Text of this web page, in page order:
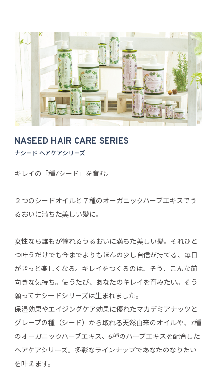
NASEED HAIR CARE SERIES
ナシード ヘアケアシリーズ
キレイの「種/シード」を育む。
２つのシードオイルと７種のオーガニックハーブエキスでう
るおいに満ちた美しい髪に。
女性なら誰もが憧れるうるおいに満ちた美しい髪。それひと
つ叶うだけでも今までよりもほんの少し自信が持てる、毎日
がきっと楽しくなる。キレイをつくるのは、そう、こんな前
向きな気持ち。使うたび、あなたのキレイを育みたい。そう
願ってナシードシリーズは生まれました。
保湿効果やエイジングケア効果に優れたマカデミアナッツと
グレープの種（シード）から取れる天然由来のオイルや、7種
のオーガニックハーブエキス、6種のハーブエキスを配合した
ヘアケアシリーズ。多彩なラインナップであなたのなりたい
を叶えます。